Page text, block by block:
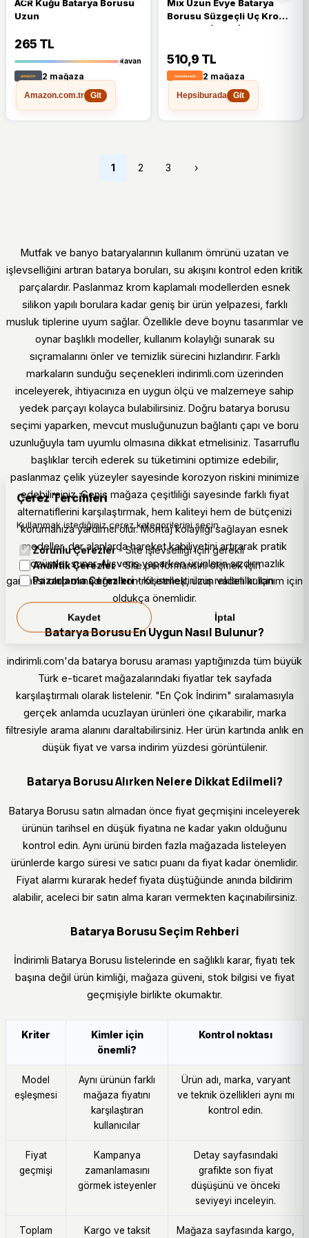
ACR Kuğu Batarya Borusu
Uzun
265 TL
tavan
2 mağaza
Amazon.com.tr
Git
Mix Uzun Evye Batarya
Borusu Süzgeçli Uç Krom
Kaplama (5224)
510,9 TL
2 mağaza
Hepsiburada
Git
1 2 3 ›
Mutfak ve banyo bataryalarının kullanım ömrünü uzatan ve
işlevselliğini artıran batarya boruları, su akışını kontrol eden kritik
parçalardır. Paslanmaz krom kaplamalı modellerden esnek
silikon yapılı borulara kadar geniş bir ürün yelpazesi, farklı
musluk tiplerine uyum sağlar. Özellikle deve boynu tasarımlar ve
oynar başlıklı modeller, kullanım kolaylığı sunarak su
sıçramalarını önler ve temizlik sürecini hızlandırır. Farklı
markaların sunduğu seçenekleri indirimli.com üzerinden
inceleyerek, ihtiyacınıza en uygun ölçü ve malzemeye sahip
yedek parçayı kolayca bulabilirsiniz. Doğru batarya borusu
seçimi yaparken, mevcut musluğunuzun bağlantı çapı ve boru
uzunluğuyla tam uyumlu olmasına dikkat etmelisiniz. Tasarruflu
başlıklar tercih ederek su tüketimini optimize edebilir,
paslanmaz çelik yüzeyler sayesinde korozyon riskini minimize
edebilirsiniz. Geniş mağaza çeşitliliği sayesinde farklı fiyat
alternatiflerini karşılaştırmak, hem kaliteyi hem de bütçenizi
korumanıza yardımcı olur. Montaj kolaylığı sağlayan esnek
modeller, dar alanlarda hareket kabiliyetini artırarak pratik
çözümler sunar. Alışveriş yaparken ürünlerin sızdırmazlık
garantisi olup olmadığını kontrol etmek, uzun vadeli kullanım için
oldukça önemlidir.
Batarya Borusu En Uygun Nasıl Bulunur?
indirimli.com'da batarya borusu araması yaptığınızda tüm büyük
Türk e-ticaret mağazalarındaki fiyatlar tek sayfada
karşılaştırmalı olarak listelenir. "En Çok İndirim" sıralamasıyla
gerçek anlamda ucuzlayan ürünleri öne çıkarabilir, marka
filtresiyle arama alanını daraltabilirsiniz. Her ürün kartında anlık en
düşük fiyat ve varsa indirim yüzdesi görüntülenir.
Batarya Borusu Alırken Nelere Dikkat Edilmeli?
Batarya Borusu satın almadan önce fiyat geçmişini inceleyerek
ürünün tarihsel en düşük fiyatına ne kadar yakın olduğunu
kontrol edin. Aynı ürünü birden fazla mağazada listeleyen
ürünlerde kargo süresi ve satıcı puanı da fiyat kadar önemlidir.
Fiyat alarmı kurarak hedef fiyata düştüğünde anında bildirim
alabilir, aceleci bir satın alma kararı vermekten kaçınabilirsiniz.
Batarya Borusu Seçim Rehberi
İndirimli Batarya Borusu listelerinde en sağlıklı karar, fiyatı tek
başına değil ürün kimliği, mağaza güveni, stok bilgisi ve fiyat
geçmişiyle birlikte okumaktır.
Kriter
Kimler için
önemli?
Kontrol noktası
Model
eşleşmesi
Aynı ürünün farklı
mağaza fiyatını
karşılaştıran
kullanıcılar
Ürün adı, marka, varyant
ve teknik özellikleri aynı mı
kontrol edin.
Fiyat
geçmişi
Kampanya
zamanlamasını
görmek isteyenler
Detay sayfasındaki
grafikte son fiyat
düşüşünü ve önceki
seviyeyi inceleyin.
Toplam Kargo ve taksit Mağaza sayfasında kargo,
Çerez Tercihleri
Kullanmak istediğiniz çerez kategorilerini seçin.
Zorunlu Çerezler- Site işlevselliği için gerekli
Analitik Çerezler- Site performansını ölçmek için
Pazarlama Çerezleri- Kişiselleştirilmiş reklamlar için
Kaydet İptal